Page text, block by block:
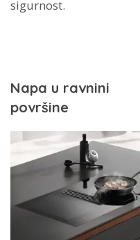
sigurnost.
Napa u ravnini
površine